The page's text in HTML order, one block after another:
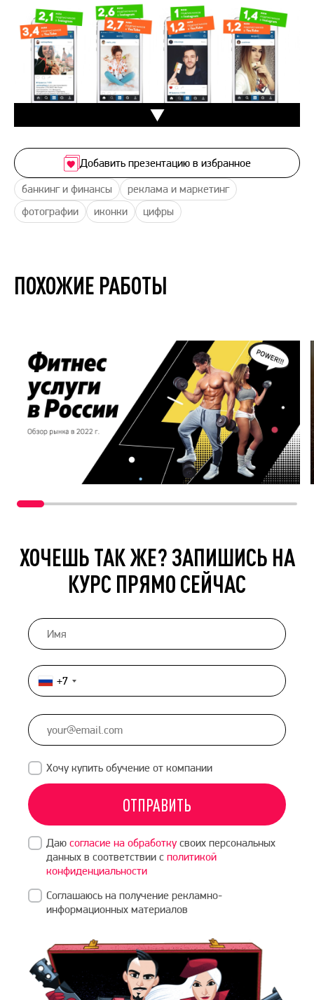
банкинг и финансы
реклама и маркетинг
фотографии
иконки цифры
Добавить презентацию в избранное
ПОХОЖИЕ РАБОТЫ
ХОЧЕШЬ ТАК ЖЕ? ЗАПИШИСЬ НА
КУРС ПРЯМО СЕЙЧАС
Россия
+7
+7
Хочу купить обучение от компании
ОТПРАВИТЬ
Даю согласие на обработкусвоих персональных
данных в соответствии с политикой
конфиденциальности
Соглашаюсь на получение рекламно-
информационных материалов